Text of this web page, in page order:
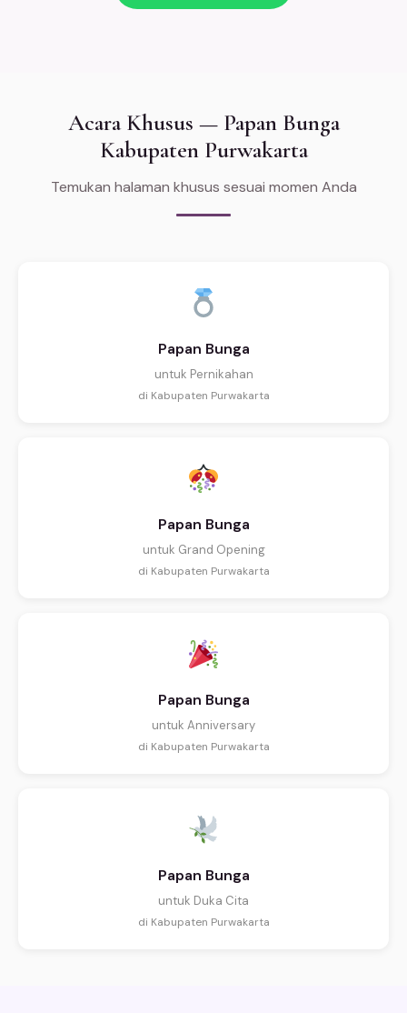
Acara Khusus — Papan Bunga
Kabupaten Purwakarta
Temukan halaman khusus sesuai momen Anda
Papan Bunga
untuk Pernikahan
di Kabupaten Purwakarta
Papan Bunga
untuk Grand Opening
di Kabupaten Purwakarta
Papan Bunga
untuk Anniversary
di Kabupaten Purwakarta
Papan Bunga
untuk Duka Cita
di Kabupaten Purwakarta